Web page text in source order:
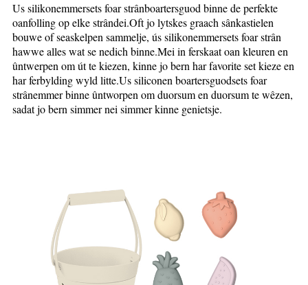
Us silikonemmersets foar strânboartersguod binne de perfekte
oanfolling op elke strândei.Oft jo lytskes graach sânkastielen
bouwe of seaskelpen sammelje, ús silikonemmersets foar strân
hawwe alles wat se nedich binne.Mei in ferskaat oan kleuren en
ûntwerpen om út te kiezen, kinne jo bern har favorite set kieze en
har ferbylding wyld litte.Us siliconen boartersguodsets foar
strânemmer binne ûntworpen om duorsum en duorsum te wêzen,
sadat jo bern simmer nei simmer kinne genietsje.